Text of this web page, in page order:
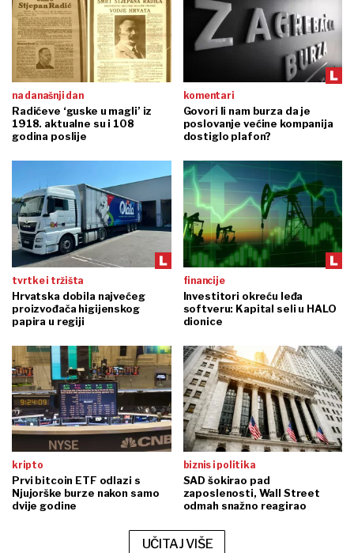
na današnji dan
Radićeve ‘guske u magli’ iz
1918. aktualne su i 108
godina poslije
komentari
Govori li nam burza da je
poslovanje većine kompanija
dostiglo plafon?
tvrtke i tržišta
Hrvatska dobila najvećeg
proizvođača higijenskog
papira u regiji
financije
Investitori okreću leđa
softveru: Kapital seli u HALO
dionice
kripto
Prvi bitcoin ETF odlazi s
Njujorške burze nakon samo
dvije godine
biznis i politika
SAD šokirao pad
zaposlenosti, Wall Street
odmah snažno reagirao
UČITAJ VIŠE